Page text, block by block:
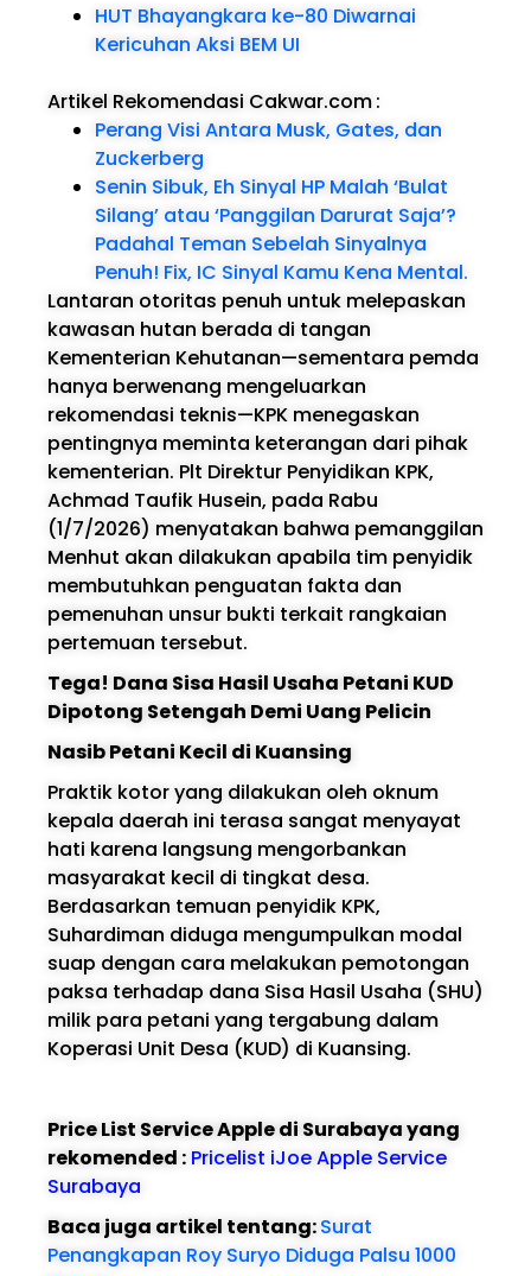
HUT Bhayangkara ke-80 Diwarnai
Kericuhan Aksi BEM UI
Artikel Rekomendasi Cakwar.com:
Perang Visi Antara Musk, Gates, dan
Zuckerberg
Senin Sibuk, Eh Sinyal HP Malah ‘Bulat
Silang’ atau ‘Panggilan Darurat Saja’?
Padahal Teman Sebelah Sinyalnya
Penuh! Fix, IC Sinyal Kamu Kena Mental.
Lantaran otoritas penuh untuk melepaskan
kawasan hutan berada di tangan
Kementerian Kehutanan—sementara pemda
hanya berwenang mengeluarkan
rekomendasi teknis—KPK menegaskan
pentingnya meminta keterangan dari pihak
kementerian. Plt Direktur Penyidikan KPK,
Achmad Taufik Husein, pada Rabu
(1/7/2026) menyatakan bahwa pemanggilan
Menhut akan dilakukan apabila tim penyidik
membutuhkan penguatan fakta dan
pemenuhan unsur bukti terkait rangkaian
pertemuan tersebut.
Tega! Dana Sisa Hasil Usaha Petani KUD
Dipotong Setengah Demi Uang Pelicin
Nasib Petani Kecil di Kuansing
Praktik kotor yang dilakukan oleh oknum
kepala daerah ini terasa sangat menyayat
hati karena langsung mengorbankan
masyarakat kecil di tingkat desa.
Berdasarkan temuan penyidik KPK,
Suhardiman diduga mengumpulkan modal
suap dengan cara melakukan pemotongan
paksa terhadap dana Sisa Hasil Usaha (SHU)
milik para petani yang tergabung dalam
Koperasi Unit Desa (KUD) di Kuansing.
Price List Service Apple di Surabaya yang
rekomended : Pricelist iJoe Apple Service
Surabaya
Baca juga artikel tentang:Surat
Penangkapan Roy Suryo Diduga Palsu 1000